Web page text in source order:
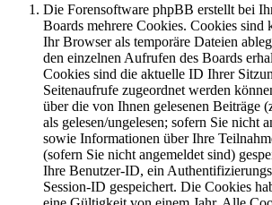
Die Forensoftware phpBB erstellt bei
Boards mehrere Cookies. Cookies sind
Ihr Browser als temporäre Dateien
den einzelnen Aufrufen des Boards
Cookies sind die aktuelle ID Ihrer
Seitenaufrufe zugeordnet werden
über die von Ihnen gelesenen Beiträge
als gelesen/ungelesen; sofern Sie nicht
sowie Informationen über Ihre
(sofern Sie nicht angemeldet sind)
Ihre Benutzer-ID, ein
Session-ID gespeichert. Die Cookies